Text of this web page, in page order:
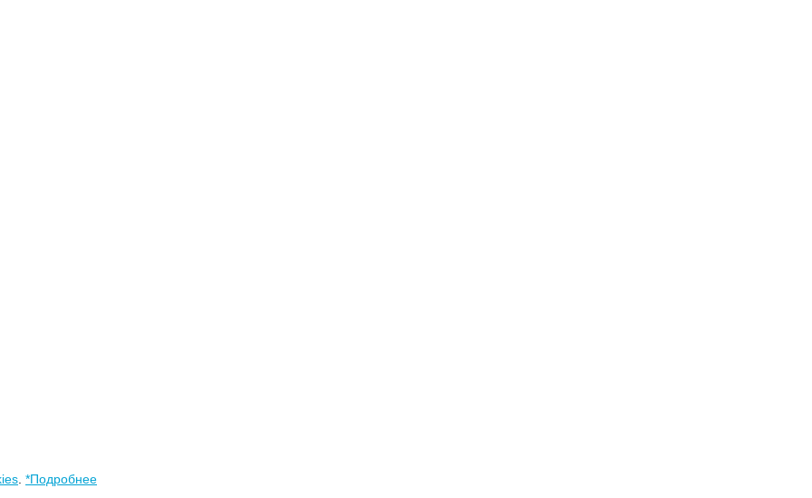
*Подробнее